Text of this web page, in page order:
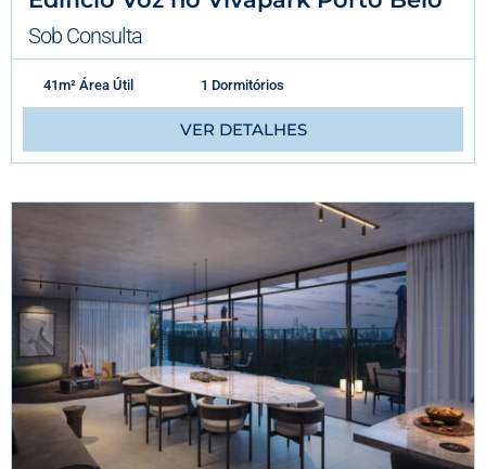
Sob Consulta
41m² Área Útil 1 Dormitórios
VER DETALHES